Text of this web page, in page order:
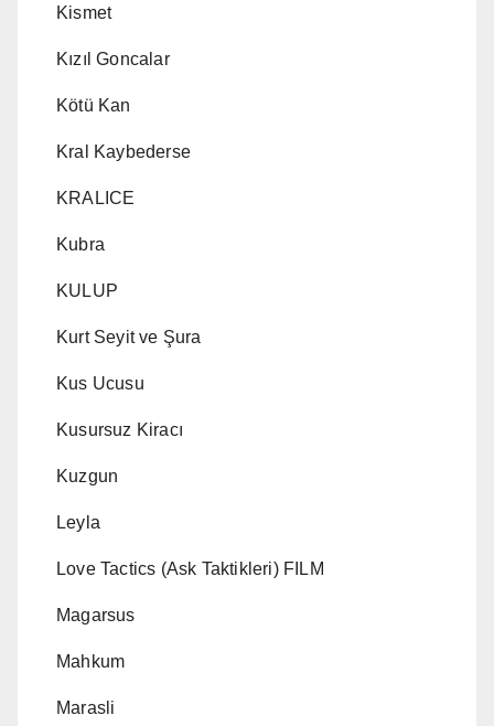
Kismet
Kızıl Goncalar
Kötü Kan
Kral Kaybederse
KRALICE
Kubra
KULUP
Kurt Seyit ve Şura
Kus Ucusu
Kusursuz Kiracı
Kuzgun
Leyla
Love Tactics (Ask Taktikleri) FILM
Magarsus
Mahkum
Marasli